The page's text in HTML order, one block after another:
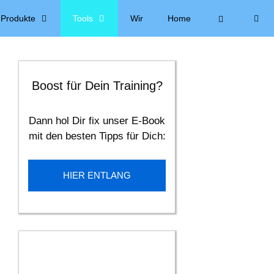
Produkte Tools Wir Home
Boost für Dein Training?
Dann hol Dir fix unser E-Book
mit den besten Tipps für Dich:
HIER ENTLANG